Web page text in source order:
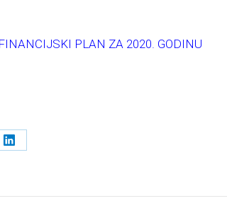
FINANCIJSKI PLAN ZA 2020. GODINU
Share